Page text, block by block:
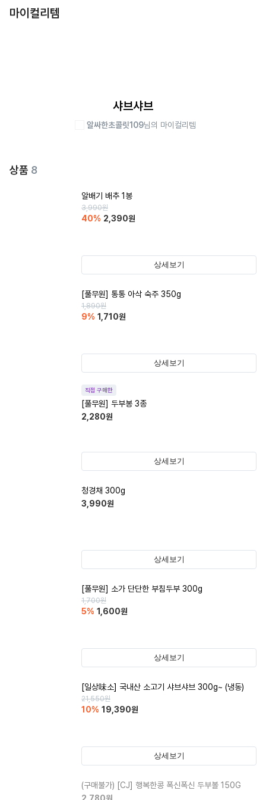
마이컬리템
샤브샤브
알싸한초콜릿109님의 마이컬리템
상품 8
알배기 배추 1봉
3,990원
40% 2,390원
상세보기
[풀무원] 통통 아삭 숙주 350g
1,890원
9% 1,710원
상세보기
직접 구매한
[풀무원] 두부봉 3종
2,280원
상세보기
청경채 300g
3,990원
상세보기
[풀무원] 소가 단단한 부침두부 300g
1,700원
5% 1,600원
상세보기
[일상味소] 국내산 소고기 샤브샤브 300g~ (냉동)
21,550원
10% 19,390원
상세보기
(구매불가) [CJ] 행복한콩 폭신폭신 두부볼 150G